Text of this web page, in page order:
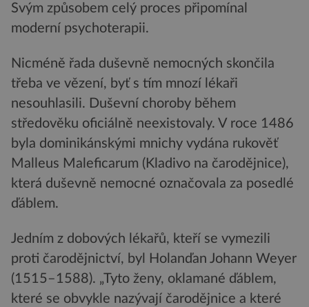
Svým způsobem celý proces připomínal
moderní psychoterapii.
Nicméně řada duševně nemocných skončila
třeba ve vězení, byť s tím mnozí lékaři
nesouhlasili. Duševní choroby během
středověku oficiálně neexistovaly. V roce 1486
byla dominikánskými mnichy vydána rukověť
Malleus Maleficarum (Kladivo na čarodějnice),
která duševně nemocné označovala za posedlé
ďáblem.
Jedním z dobových lékařů, kteří se vymezili
proti čarodějnictví, byl Holanďan Johann Weyer
(1515–1588). „Tyto ženy, oklamané ďáblem,
které se obvykle nazývají čarodějnice a které